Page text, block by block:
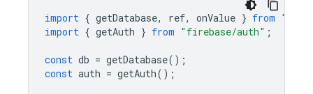
import { getDatabase, ref, onValue } from
import { getAuth } from "firebase/auth" ;
const db = getDatabase();
const auth = getAuth();